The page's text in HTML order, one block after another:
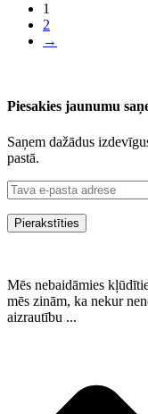
1
2
→
Piesakies jaunumu
Saņem dažādus
pastā.
Mēs nebaidāmies
mēs zinām, ka nekur
aizrautību ...